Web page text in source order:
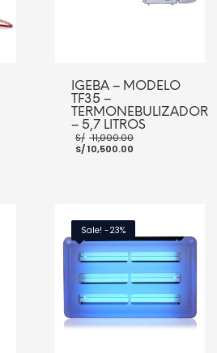
IGEBA – MODELO
TF35 –
TERMONEBULIZADOR
– 5,7 LITROS
S/ 11,000.00
S/10,500.00
AÑADIR AL CARRITO
Sale! -23%